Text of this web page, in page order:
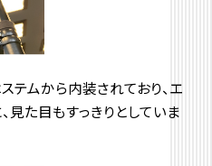
テムから内装されており、エ
見た目もすっきりとしていま